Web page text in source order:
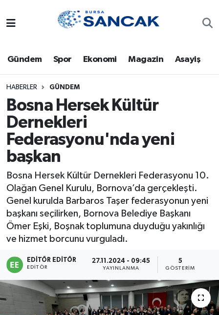
Gündem Spor Ekonomi Magazin Asayiş
HABERLER GÜNDEM
Bosna Hersek Kültür
Dernekleri
Federasyonu'nda yeni
başkan
Bosna Hersek Kültür Dernekleri Federasyonu 10.
Olağan Genel Kurulu, Bornova’da gerçekleşti.
Genel kurulda Barbaros Taşer federasyonun yeni
başkanı seçilirken, Bornova Belediye Başkanı
Ömer Eşki, Boşnak toplumuna duyduğu yakınlığı
ve hizmet borcunu vurguladı.
EDITÖR EDITÖR
EDITÖR
27.11.2024 - 09:45
YAYINLANMA
5
GÖSTERIM
Bursa
Dünya
Eğitim
Ekonomi
Genel
Gündem
Magazin
Sağlık
Siyaset
Spor
Türkiye
Trafik Durumu
Süper Lig Puan Durumu ve Fikstür
Tüm Manşetler
Son Dakika Haberleri
Haber Arşivi